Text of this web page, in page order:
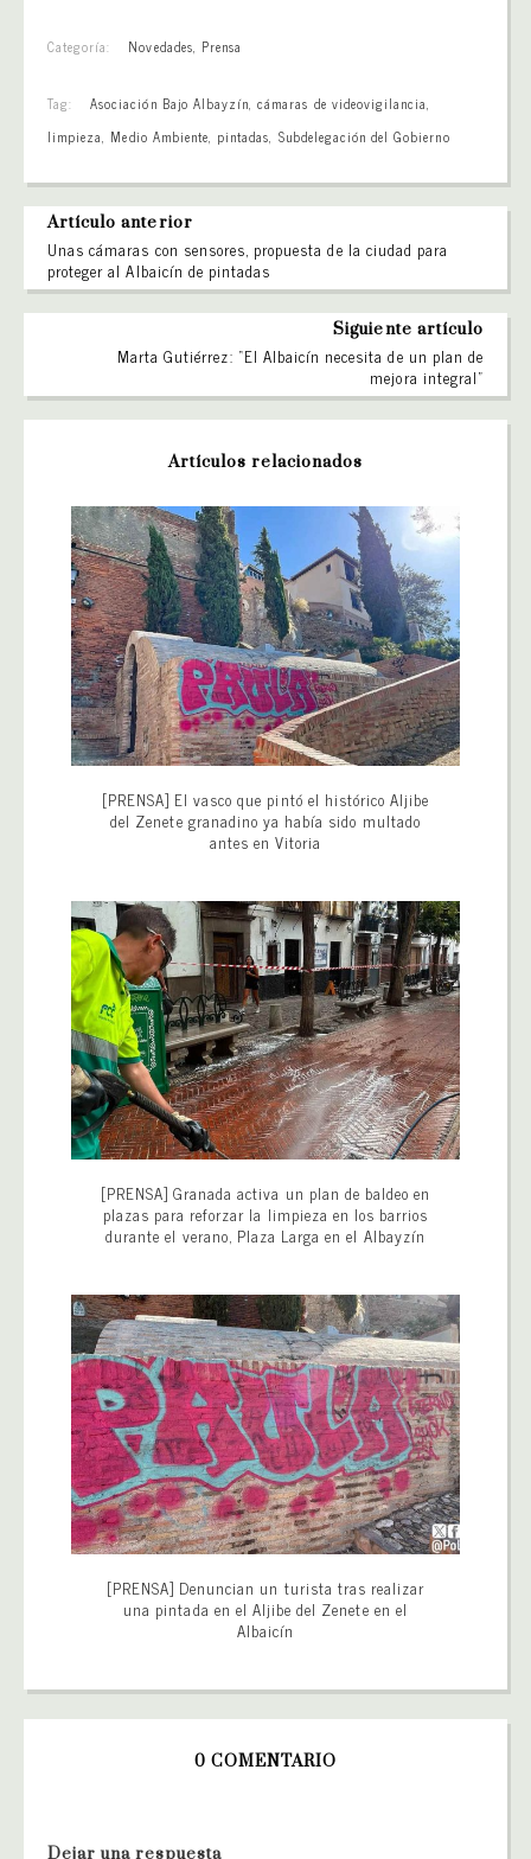
Categoría: Novedades, Prensa
Tag: Asociación Bajo Albayzín,cámaras de videovigilancia,
limpieza, Medio Ambiente, pintadas, Subdelegación del Gobierno
Artículo anterior
Unas cámaras con sensores, propuesta de la ciudad para
proteger al Albaicín de pintadas
Siguiente artículo
Marta Gutiérrez: “El Albaicín necesita de un plan de
mejora integral”
Artículos relacionados
[PRENSA] El vasco que pintó el histórico Aljibe
del Zenete granadino ya había sido multado
antes en Vitoria
[PRENSA] Granada activa un plan de baldeo en
plazas para reforzar la limpieza en los barrios
durante el verano, Plaza Larga en el Albayzín
[PRENSA] Denuncian un turista tras realizar
una pintada en el Aljibe del Zenete en el
Albaicín
0 COMENTARIO
Dejar una respuesta